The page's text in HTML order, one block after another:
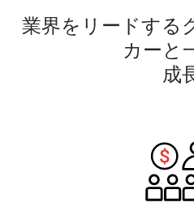
業界をリードする
カーと
成